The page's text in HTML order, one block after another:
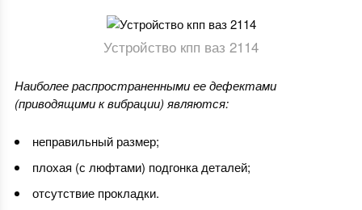
Устройство кпп ваз 2114
Наиболее распространенными ее дефектами
(приводящими к вибрации) являются:
неправильный размер;
плохая (с люфтами) подгонка деталей;
отсутствие прокладки.